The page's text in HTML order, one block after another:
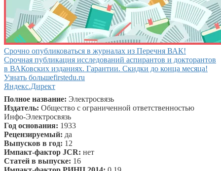
Срочно опубликоваться в журналах из Перечня ВАК!
Срочная публикация исследований аспирантов и докторантов
в ВАКовских изданиях. Гарантии. Скидки до конца месяца!
Узнать большеfirstedu.ru
Яндекс.Директ
Полное название: Электросвязь
Издатель: Общество с ограниченной ответственностью
Инфо-Электросвязь
Год основания: 1933
Рецензируемый: да
Выпусков в год: 12
Импакт-фактор JCR: нет
Статей в выпуске: 16